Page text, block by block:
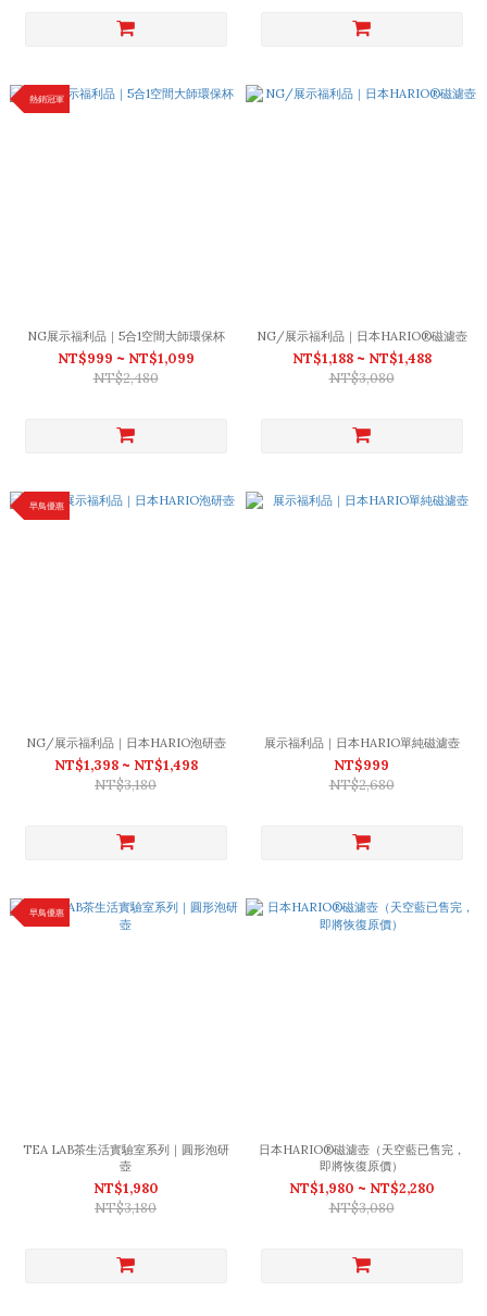
熱銷冠軍
NG展示福利品｜5合1空間大師環保杯
NT$999 ~ NT$1,099
NT$2,480
NG/展示福利品｜日本HARIO®磁濾壺
NT$1,188 ~ NT$1,488
NT$3,080
早鳥優惠
NG/展示福利品｜日本HARIO泡研壺
NT$1,398 ~ NT$1,498
NT$3,180
展示福利品｜日本HARIO單純磁濾壺
NT$999
NT$2,680
早鳥優惠
TEA LAB茶生活實驗室系列｜圓形泡研
壺
NT$1,980
NT$3,180
日本HARIO®磁濾壺（天空藍已售完，
即將恢復原價）
NT$1,980 ~ NT$2,280
NT$3,080